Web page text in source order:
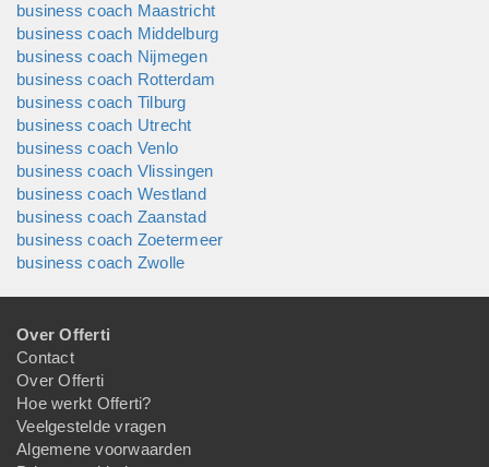
business coach Maastricht
business coach Middelburg
business coach Nijmegen
business coach Rotterdam
business coach Tilburg
business coach Utrecht
business coach Venlo
business coach Vlissingen
business coach Westland
business coach Zaanstad
business coach Zoetermeer
business coach Zwolle
Over Offerti
Contact
Over Offerti
Hoe werkt Offerti?
Veelgestelde vragen
Algemene voorwaarden